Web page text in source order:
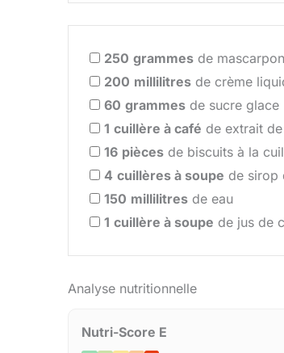
250 grammes de
200 millilitres de crème
60 grammes de sucre glace
1 cuillère à café de extrait
16 pièces de biscuits à la
4 cuillères à soupe de sirop
150 millilitres de eau
1 cuillère à soupe de jus de
Analyse nutritionnelle
Nutri-Score E